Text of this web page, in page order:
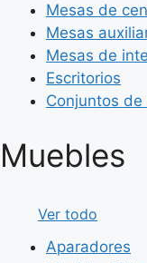
Mesas de
Mesas
Mesas de
Escritorios
Conjuntos
Muebles
Ver todo
Aparadores